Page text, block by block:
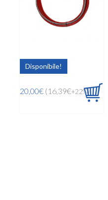
Disponibile!
20,00€ (16,39€+22%)